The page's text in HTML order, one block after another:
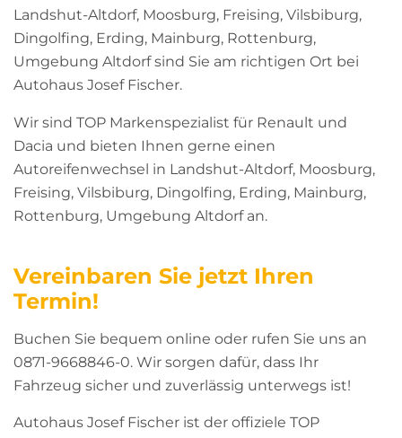
Landshut-Altdorf, Moosburg, Freising, Vilsbiburg,
Dingolfing, Erding, Mainburg, Rottenburg,
Umgebung Altdorf sind Sie am richtigen Ort bei
Autohaus Josef Fischer.
Wir sind TOP Markenspezialist für Renault und
Dacia und bieten Ihnen gerne einen
Autoreifenwechsel in Landshut-Altdorf, Moosburg,
Freising, Vilsbiburg, Dingolfing, Erding, Mainburg,
Rottenburg, Umgebung Altdorf an.
Vereinbaren Sie jetzt Ihren
Termin!
Buchen Sie bequem online oder rufen Sie uns an
0871-9668846-0. Wir sorgen dafür, dass Ihr
Fahrzeug sicher und zuverlässig unterwegs ist!
Autohaus Josef Fischer ist der offiziele TOP